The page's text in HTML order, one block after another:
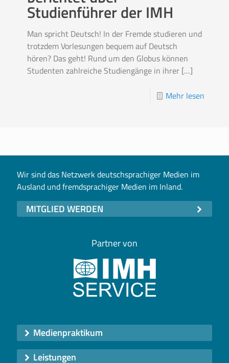
Studienführer der IMH
Man spricht Deutsch! In der Fremde studieren und
trotzdem Vorlesungen bequem auf Deutsch
hören? Das geht! Rund um den Globus können
Studenten zahlreiche Studiengänge in ihrer […]
Mehr lesen
Wir sind das Netzwerk deutschsprachiger Medien im
Ausland und fremdsprachiger Medien im Inland.
MITGLIED WERDEN
Partner von
Medienpraktikum
Leistungen